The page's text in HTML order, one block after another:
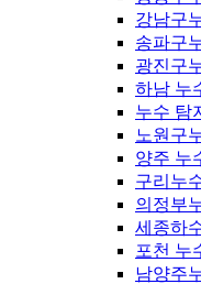
강남구
송파구
광진구
하남 누
누수 탐
노원구
양주 누
구리누
의정부
세종하
포천 누
남양주